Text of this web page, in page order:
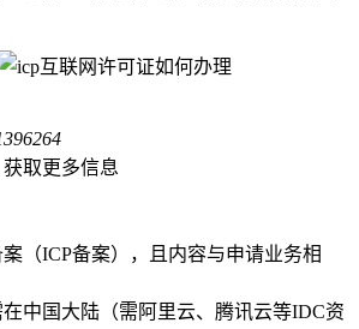
取更多信息
案（ICP备案），且内容与申请业务相
中国大陆（需阿里云、腾讯云等IDC资